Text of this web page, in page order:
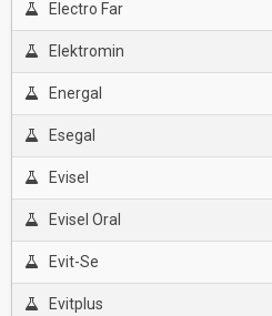
Electro Far
Elektromin
Energal
Esegal
Evisel
Evisel Oral
Evit-Se
Evitplus